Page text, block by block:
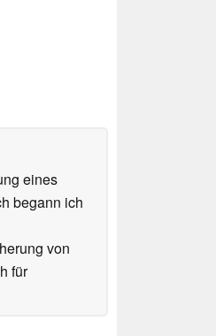
eines
begann ich
von
für